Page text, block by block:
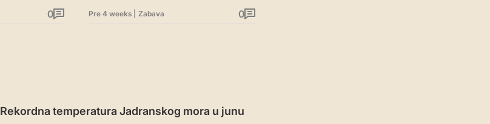
0 Pre 4 weeks Zabava 0
Rekordna temperatura Jadranskog mora u junu